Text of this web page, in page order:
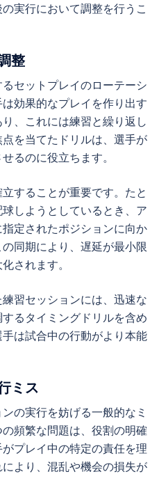
実行において調整を行うこ
整
セットプレイのローテーシ
効果的なプレイを作り出す
、これには練習と繰り返し
を当てたドリルは、選手が
るのに役立ちます。
することが重要です。たと
しようとしているとき、ア
定されたポジションに向か
同期により、遅延が最小限
されます。
習セッションには、迅速な
るタイミングドリルを含め
は試合中の行動がより本能
ミス
の実行を妨げる一般的なミ
頻繁な問題は、役割の明確
プレイ中の特定の責任を理
より、混乱や機会の損失が